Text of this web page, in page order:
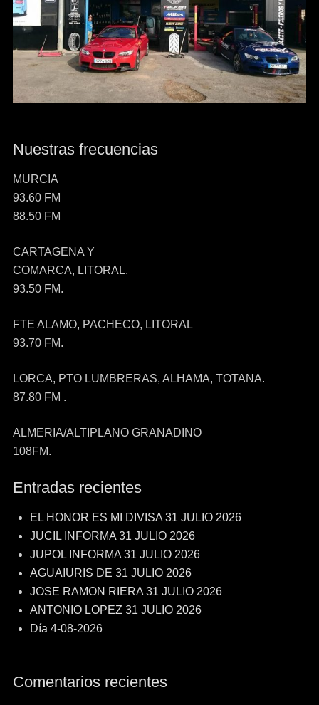
Nuestras frecuencias
MURCIA
93.60 FM
88.50 FM
CARTAGENA Y
COMARCA, LITORAL.
93.50 FM.
FTE ALAMO, PACHECO, LITORAL
93.70 FM.
LORCA, PTO LUMBRERAS, ALHAMA, TOTANA.
87.80 FM .
ALMERIA/ALTIPLANO GRANADINO
108FM.
Entradas recientes
EL HONOR ES MI DIVISA 31 JULIO 2026
JUCIL INFORMA 31 JULIO 2026
JUPOL INFORMA 31 JULIO 2026
AGUAIURIS DE 31 JULIO 2026
JOSE RAMON RIERA 31 JULIO 2026
ANTONIO LOPEZ 31 JULIO 2026
Día 4-08-2026
Comentarios recientes